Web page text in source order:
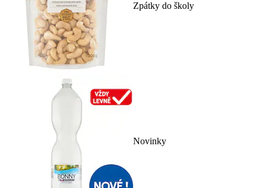
Zpátky do školy
Novinky